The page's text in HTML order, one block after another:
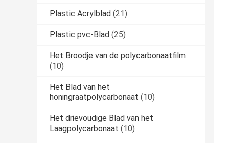
Plastic Acrylblad (21)
Plastic pvc-Blad (25)
Het Broodje van de polycarbonaatfilm
(10)
Het Blad van het
honingraatpolycarbonaat (10)
Het drievoudige Blad van het
Laagpolycarbonaat (10)